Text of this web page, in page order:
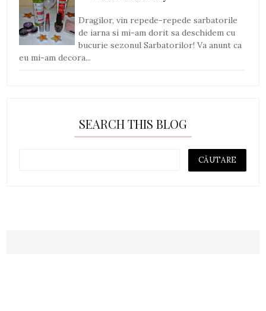
Dragilor, vin repede-repede sarbatorile
de iarna si mi-am dorit sa deschidem cu
bucurie sezonul Sarbatorilor! Va anunt ca
eu mi-am decora...
SEARCH THIS BLOG